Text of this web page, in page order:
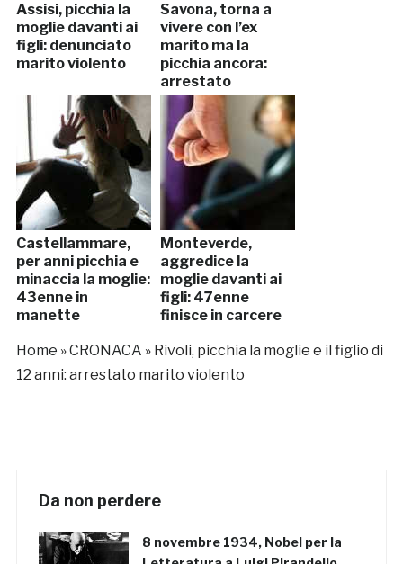
Assisi, picchia la
moglie davanti ai
figli: denunciato
marito violento
Savona, torna a
vivere con l’ex
marito ma la
picchia ancora:
arrestato
Castellammare,
per anni picchia e
minaccia la moglie:
43enne in
manette
Monteverde,
aggredice la
moglie davanti ai
figli: 47enne
finisce in carcere
Home »CRONACA » Rivoli, picchia la moglie e il figlio di
12 anni: arrestato marito violento
Da non perdere
8 novembre 1934, Nobel per la